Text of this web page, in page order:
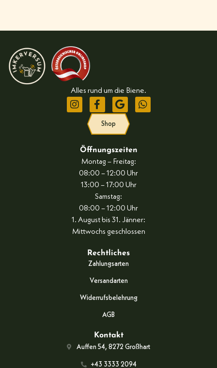
Alles rund um die Biene.
Shop
Öffnungszeiten
Montag – Freitag:
08:00 – 12:00 Uhr
13:00 – 17:00 Uhr
Samstag:
08:00 – 12:00 Uhr
1. August bis 31. Jänner:
Mittwochs geschlossen
Rechtliches
Zahlungsarten
Versandarten
Widerrufsbelehrung
AGB
Kontakt
Auffen 54, 8272 Großhart
+43 3333 2094